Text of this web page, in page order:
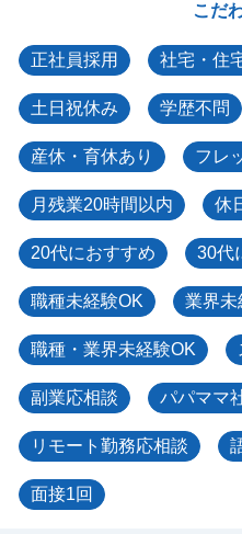
こだ
正社員採用 社宅・住
土日祝休み 学歴不問
産休・育休あり フレ
月残業20時間以内 休
20代におすすめ 30代
職種未経験OK 業界未
職種・業界未経験OK
副業応相談 パパママ
リモート勤務応相談
面接1回